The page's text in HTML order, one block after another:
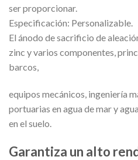
ser proporcionar.
Especificación: Personalizable.
El ánodo de sacrificio de
zinc y varios componentes,
barcos,
equipos mecánicos, ingeniería
portuarias en agua de mar y
en el suelo.
Garantiza un alto